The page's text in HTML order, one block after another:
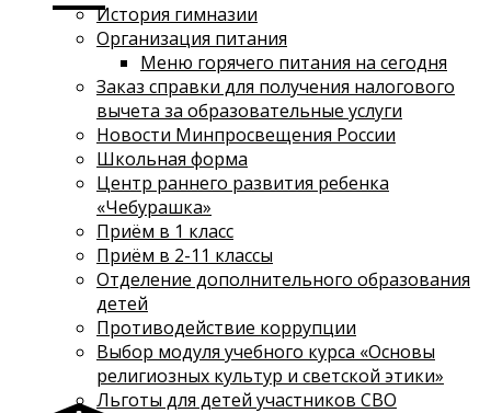
История гимназии
Организация питания
Меню горячего питания на сегодня
Заказ справки для получения налогового
вычета за образовательные услуги
Новости Минпросвещения России
Школьная форма
Центр раннего развития ребенка
«Чебурашка»
Приём в 1 класс
Приём в 2-11 классы
Отделение дополнительного образования
детей
Противодействие коррупции
Выбор модуля учебного курса «Основы
религиозных культур и светской этики»
Льготы для детей участников СВО